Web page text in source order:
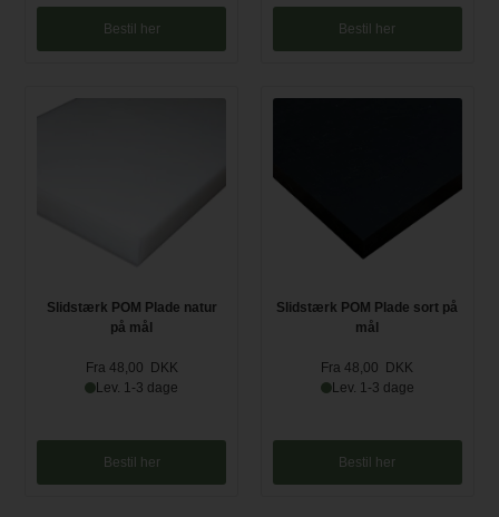
Bestil her Bestil her
Slidstærk POM Plade natur
på mål
Fra 48,00 DKK
Lev. 1-3 dage
Bestil her
Slidstærk POM Plade sort på
mål
Fra 48,00 DKK
Lev. 1-3 dage
Bestil her